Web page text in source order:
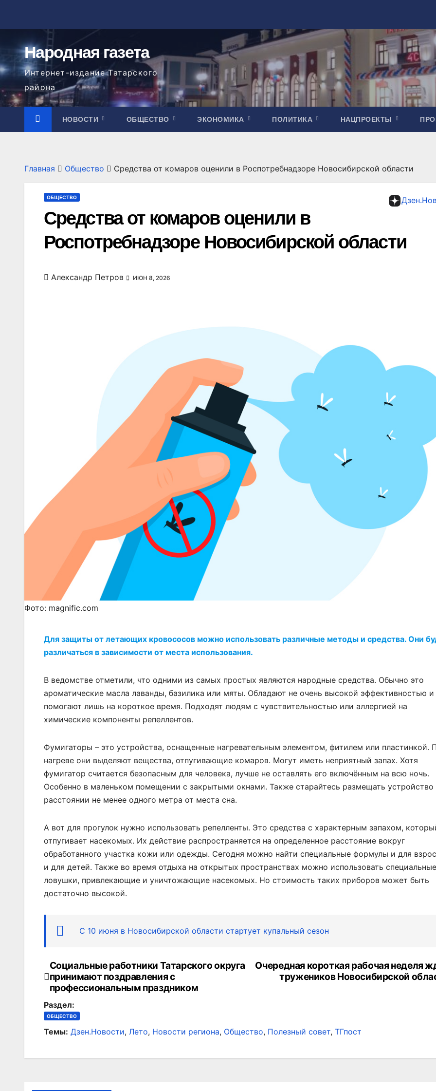
содержимому
Народная газета
Интернет-издание Татарского
района
НОВОСТИ ОБЩЕСТВО ЭКОНОМИКА ПОЛИТИКА НАЦПРОЕКТЫ
Главная Общество Средства от комаров оценили в Роспотребнадзоре Новосибирской области
ОБЩЕСТВО
Средства от комаров оценили в
Роспотребнадзоре Новосибирской области
Александр Петров ИЮН 8, 2026
Фото: magnific.com
Для защиты от летающих кровососов можно использовать различные методы и средства. Они
различаться в зависимости от места использования.
В ведомстве отметили, что одними из самых простых являются народные средства. Обычно это
ароматические масла лаванды, базилика или мяты. Обладают не очень высокой эффективностью и
помогают лишь на короткое время. Подходят людям с чувствительностью или аллергией на
химические компоненты репеллентов.
Фумигаторы – это устройства, оснащенные нагревательным элементом, фитилем или пластинкой.
нагреве они выделяют вещества, отпугивающие комаров. Могут иметь неприятный запах. Хотя
фумигатор считается безопасным для человека, лучше не оставлять его включённым на всю ночь.
Особенно в маленьком помещении с закрытыми окнами. Также старайтесь размещать устройство
расстоянии не менее одного метра от места сна.
А вот для прогулок нужно использовать репелленты. Это средства с характерным запахом,
отпугивает насекомых. Их действие распространяется на определенное расстояние вокруг
обработанного участка кожи или одежды. Сегодня можно найти специальные формулы и для
и для детей. Также во время отдыха на открытых пространствах можно использовать специальные
ловушки, привлекающие и уничтожающие насекомых. Но стоимость таких приборов может быть
достаточно высокой.
С 10 июня в Новосибирской области стартует купальный сезон
Навигация
по
записям
Очередная короткая рабочая неделя
тружеников Новосибирской
Социальные работники Татарского округа
принимают поздравления с
профессиональным праздником
Раздел:
ОБЩЕСТВО
Темы: Дзен.Новости, Лето, Новости региона, Общество, Полезный совет, ТГпост